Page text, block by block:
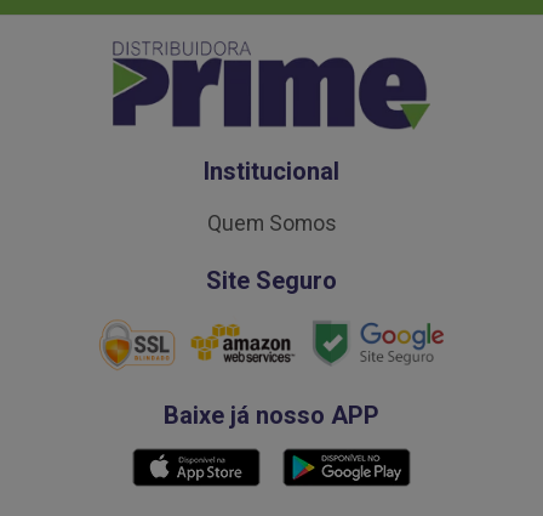
Institucional
Quem Somos
Site Seguro
Baixe já nosso APP